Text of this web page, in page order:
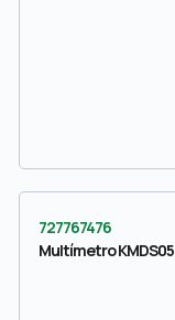
727767476
Multímetro KMDS05